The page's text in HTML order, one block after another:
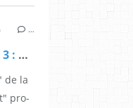
…
Crise au Méliès de Montreuil 3 : un syndicaliste pas vert, pas mûr
de la
pro-